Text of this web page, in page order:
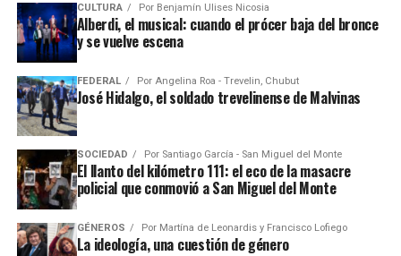
CULTURA Por Benjamín Ulises Nicosia
Alberdi, el musical: cuando el prócer baja del bronce
y se vuelve escena
FEDERAL Por Angelina Roa - Trevelin, Chubut
José Hidalgo, el soldado trevelinense de Malvinas
SOCIEDAD Por Santiago García - San Miguel del Monte
El llanto del kilómetro 111: el eco de la masacre
policial que conmovió a San Miguel del Monte
GÉNEROS Por Martína de Leonardis y Francisco Lofiego
La ideología, una cuestión de género